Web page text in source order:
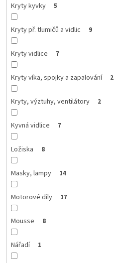
Kryty kyvky 5
Kryty př. tlumičů a vidlic 9
Kryty vidlice 7
Kryty víka, spojky a zapalování 2
Kryty, výztuhy, ventilátory 2
Kyvná vidlice 7
Ložiska 8
Masky, lampy 14
Motorové díly 17
Mousse 8
Nářadí 1